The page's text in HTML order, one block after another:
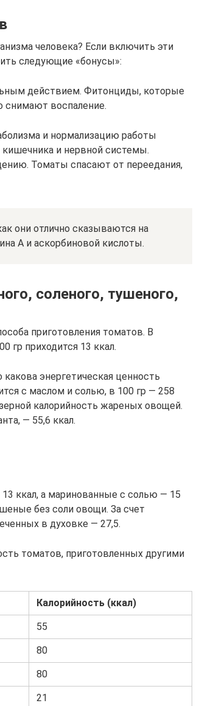
человека? Если включить эти
следующие «бонусы»:
действием. Фитонциды, которые
снимают воспаление.
и нормализацию работы
и нервной системы.
Томаты спасают от переедания,
они отлично сказываются на
A и аскорбиновой кислоты.
соленого, тушеного,
приготовления томатов. В
гр приходится 13 ккал.
энергетическая ценность
с маслом и солью, в 100 гр — 258
калорийность жареных овощей.
— 55,6 ккал.
ккал, а маринованные с солью — 15
без соли овощи. За счет
в духовке — 27,5.
томатов, приготовленных другими
Калорийность (ккал)
55
80
80
21